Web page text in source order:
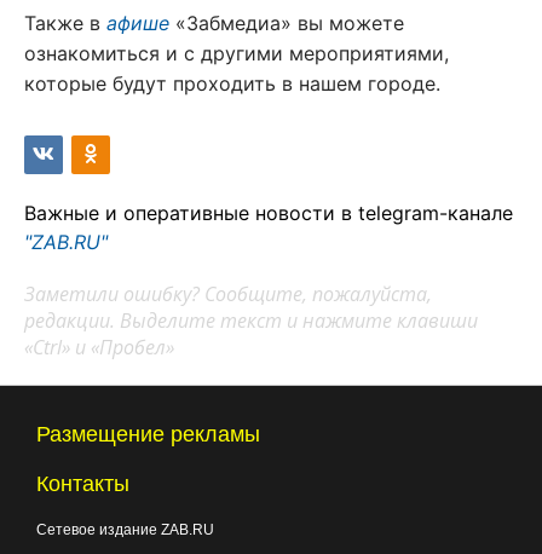
Также в афише «Забмедиа» вы можете
ознакомиться и с другими мероприятиями,
которые будут проходить в нашем городе.
Важные и оперативные новости в telegram-канале
"ZAB.RU"
Заметили ошибку? Сообщите, пожалуйста,
редакции. Выделите текст и нажмите клавиши
«Ctrl» и «Пробел»
Размещение рекламы
Контакты
Сетевое издание ZAB.RU